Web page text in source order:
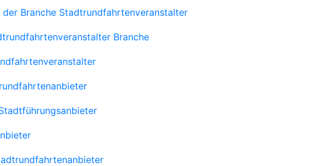
der Branche Stadtrundfahrtenveranstalter
Branche